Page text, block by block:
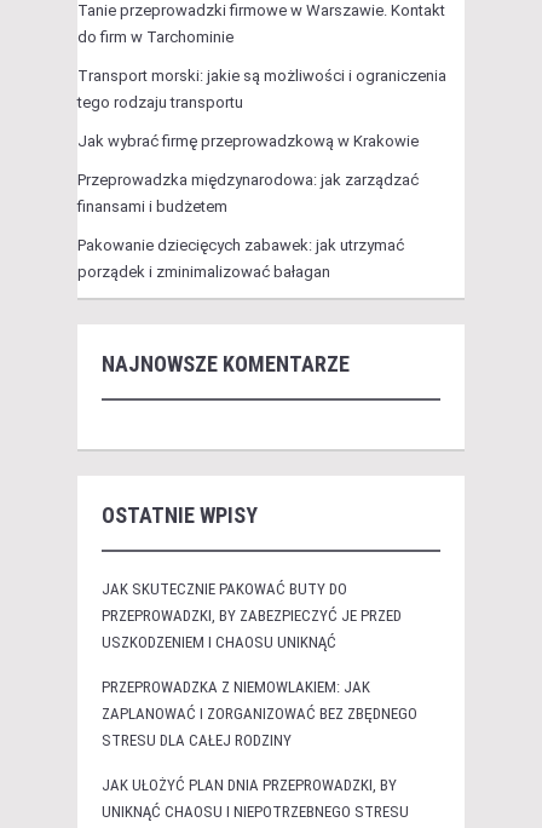
Tanie przeprowadzki firmowe w Warszawie. Kontakt
do firm w Tarchominie
Transport morski: jakie są możliwości i ograniczenia
tego rodzaju transportu
Jak wybrać firmę przeprowadzkową w Krakowie
Przeprowadzka międzynarodowa: jak zarządzać
finansami i budżetem
Pakowanie dziecięcych zabawek: jak utrzymać
porządek i zminimalizować bałagan
NAJNOWSZE KOMENTARZE
OSTATNIE WPISY
JAK SKUTECZNIE PAKOWAĆ BUTY DO
PRZEPROWADZKI, BY ZABEZPIECZYĆ JE PRZED
USZKODZENIEM I CHAOSU UNIKNĄĆ
PRZEPROWADZKA Z NIEMOWLAKIEM: JAK
ZAPLANOWAĆ I ZORGANIZOWAĆ BEZ ZBĘDNEGO
STRESU DLA CAŁEJ RODZINY
JAK UŁOŻYĆ PLAN DNIA PRZEPROWADZKI, BY
UNIKNĄĆ CHAOSU I NIEPOTRZEBNEGO STRESU